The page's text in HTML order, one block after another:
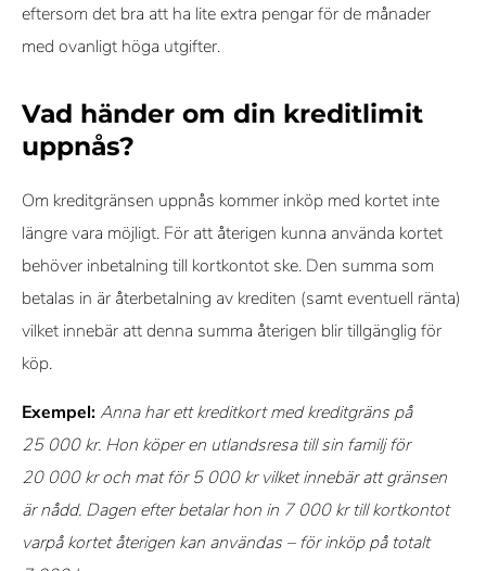
eftersom det bra att ha lite extra pengar för de månader
med ovanligt höga utgifter.
Vad händer om din kreditlimit
uppnås?
Om kreditgränsen uppnås kommer inköp med kortet inte
längre vara möjligt. För att återigen kunna använda kortet
behöver inbetalning till kortkontot ske. Den summa som
betalas in är återbetalning av krediten (samt eventuell ränta)
vilket innebär att denna summa återigen blir tillgänglig för
köp.
Exempel:Anna har ett kreditkort med kreditgräns på
25 000 kr. Hon köper en utlandsresa till sin familj för
20 000 kr och mat för 5 000 kr vilket innebär att gränsen
är nådd. Dagen efter betalar hon in 7 000 kr till kortkontot
varpå kortet återigen kan användas – för inköp på totalt